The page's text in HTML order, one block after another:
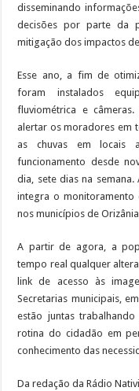
disseminando
decisões por parte da
mitigação dos impactos
Esse ano, a fim de
foram instalados
fluviométrica e
alertar os moradores em
as chuvas em locais
funcionamento desde
dia, sete dias na
integra o monitoramento
nos municípios de
A partir de agora, a
tempo real qualquer
link de acesso às
Secretarias municipais,
estão juntas
rotina do cidadão em
conhecimento das
Da redação da Rádio